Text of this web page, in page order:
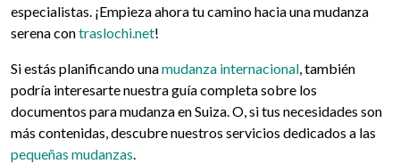
especialistas. ¡Empieza ahora tu camino hacia una mudanza
serena contraslochi.net!
Si estás planificando unamudanza internacional, también
podría interesarte nuestra guía completa sobre los
documentos para mudanza en Suiza. O, si tus necesidades son
más contenidas, descubre nuestros servicios dedicados a las
pequeñas mudanzas.